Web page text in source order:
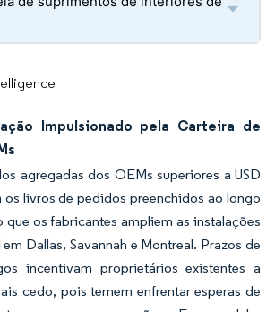
Impulsionado pela Carteira de
agregadas dos OEMs superiores a USD
os livros de pedidos preenchidos ao longo
que os fabricantes ampliem as instalações
Dallas, Savannah e Montreal. Prazos de
incentivam proprietários existentes a
cedo, pois temem enfrentar esperas de